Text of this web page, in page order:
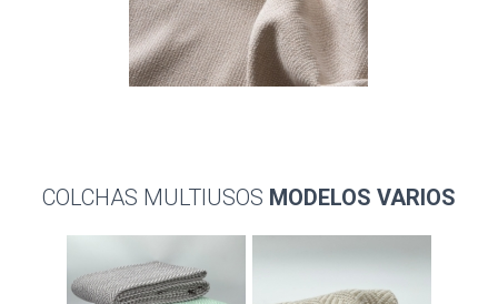
COLCHAS MULTIUSOS MODELOS VARIOS